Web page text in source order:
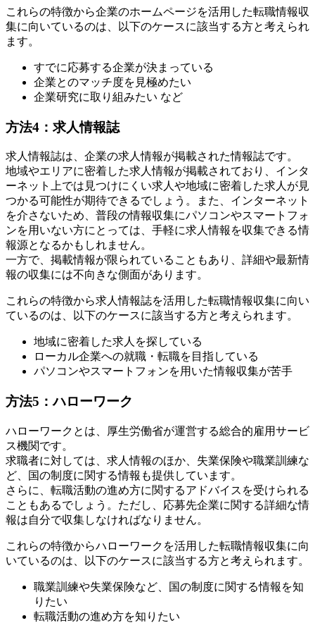
これらの特徴から企業のホームページを活用した転職情報収
集に向いているのは、以下のケースに該当する方と考えられ
ます。
すでに応募する企業が決まっている
企業とのマッチ度を見極めたい
企業研究に取り組みたい など
方法4：求人情報誌
求人情報誌は、企業の求人情報が掲載された情報誌です。
地域やエリアに密着した求人情報が掲載されており、インタ
ーネット上では見つけにくい求人や地域に密着した求人が見
つかる可能性が期待できるでしょう。また、インターネット
を介さないため、普段の情報収集にパソコンやスマートフォ
ンを用いない方にとっては、手軽に求人情報を収集できる情
報源となるかもしれません。
一方で、掲載情報が限られていることもあり、詳細や最新情
報の収集には不向きな側面があります。
これらの特徴から求人情報誌を活用した転職情報収集に向い
ているのは、以下のケースに該当する方と考えられます。
地域に密着した求人を探している
ローカル企業への就職・転職を目指している
パソコンやスマートフォンを用いた情報収集が苦手
方法5：ハローワーク
ハローワークとは、厚生労働省が運営する総合的雇用サービ
ス機関です。
求職者に対しては、求人情報のほか、失業保険や職業訓練な
ど、国の制度に関する情報も提供しています。
さらに、転職活動の進め方に関するアドバイスを受けられる
こともあるでしょう。ただし、応募先企業に関する詳細な情
報は自分で収集しなければなりません。
これらの特徴からハローワークを活用した転職情報収集に向
いているのは、以下のケースに該当する方と考えられます。
職業訓練や失業保険など、国の制度に関する情報を知
りたい
転職活動の進め方を知りたい